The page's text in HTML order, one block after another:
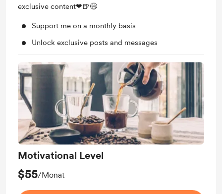
exclusive content❤🍺😄
Support me on a monthly basis
Unlock exclusive posts and messages
Motivational Level
$55/Monat